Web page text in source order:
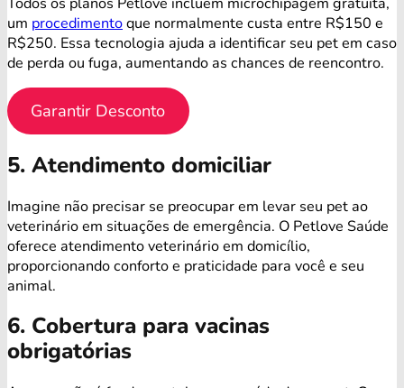
um procedimentoque normalmente custa entre R$150 e
R$250. Essa tecnologia ajuda a identificar seu pet em caso
de perda ou fuga, aumentando as chances de reencontro.
Garantir Desconto
5. Atendimento domiciliar
Imagine não precisar se preocupar em levar seu pet ao
veterinário em situações de emergência. O Petlove Saúde
oferece atendimento veterinário em domicílio,
proporcionando conforto e praticidade para você e seu
animal.
6. Cobertura para vacinas
obrigatórias